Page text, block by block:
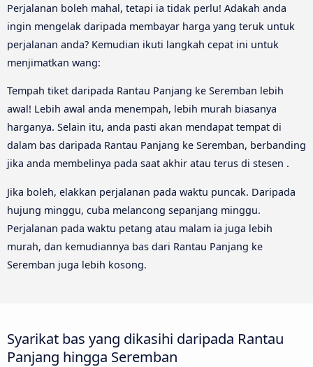
Perjalanan boleh mahal, tetapi ia tidak perlu! Adakah anda
ingin mengelak daripada membayar harga yang teruk untuk
perjalanan anda? Kemudian ikuti langkah cepat ini untuk
menjimatkan wang:
Tempah tiket daripada Rantau Panjang ke Seremban lebih
awal! Lebih awal anda menempah, lebih murah biasanya
harganya. Selain itu, anda pasti akan mendapat tempat di
dalam bas daripada Rantau Panjang ke Seremban, berbanding
jika anda membelinya pada saat akhir atau terus di stesen .
Jika boleh, elakkan perjalanan pada waktu puncak. Daripada
hujung minggu, cuba melancong sepanjang minggu.
Perjalanan pada waktu petang atau malam ia juga lebih
murah, dan kemudiannya bas dari Rantau Panjang ke
Seremban juga lebih kosong.
Syarikat bas yang dikasihi daripada Rantau
Panjang hingga Seremban